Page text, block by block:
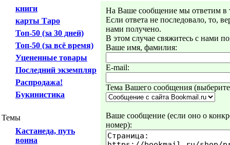
книги
карты Таро
Топ-50 (за 30 дней)
Топ-50 (за всё время)
Уцененные товары
Последний экземпляр
Распродажа!
Букинистика
Темы
Кастанеда, путь
воина
На Ваше сообщение мы ответим в
Если ответа не последовало, то,
нами получено.
В этом случае свяжитесь с нами
Ваше имя, фамилия:
E-mail:
Тема Вашего сообщения
Ваше сообщение (если оно о
номер):